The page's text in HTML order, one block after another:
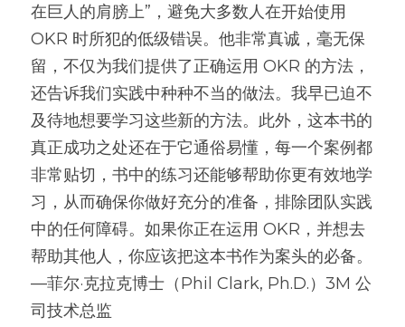
在巨人的肩膀上”，避免大多数人在开始使用
OKR 时所犯的低级错误。他非常真诚，毫无保
留，不仅为我们提供了正确运用 OKR 的方法，
还告诉我们实践中种种不当的做法。我早已迫不
及待地想要学习这些新的方法。此外，这本书的
真正成功之处还在于它通俗易懂，每一个案例都
非常贴切，书中的练习还能够帮助你更有效地学
习，从而确保你做好充分的准备，排除团队实践
中的任何障碍。如果你正在运用 OKR，并想去
帮助其他人，你应该把这本书作为案头的必备。
—菲尔·克拉克博士（Phil Clark, Ph.D.）3M 公
司技术总监